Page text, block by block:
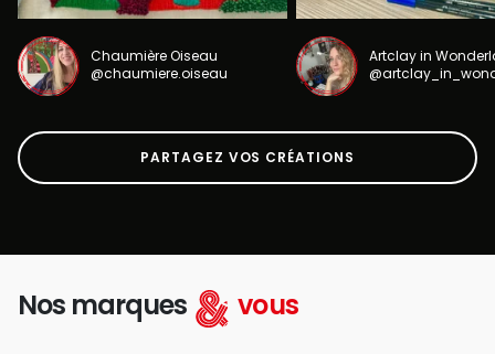
Chaumière Oiseau
@chaumiere.oiseau
Artclay in
PARTAGEZ VOS CRÉATIONS
Nos marques vous